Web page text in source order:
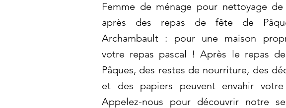
Femme de ménage pour nettoyage de
après des repas de fête de
Archambault : pour une maison
votre repas pascal ! Après le repas
Pâques, des restes de nourriture, des
et des papiers peuvent envahir votre
Appelez-nous pour découvrir notre